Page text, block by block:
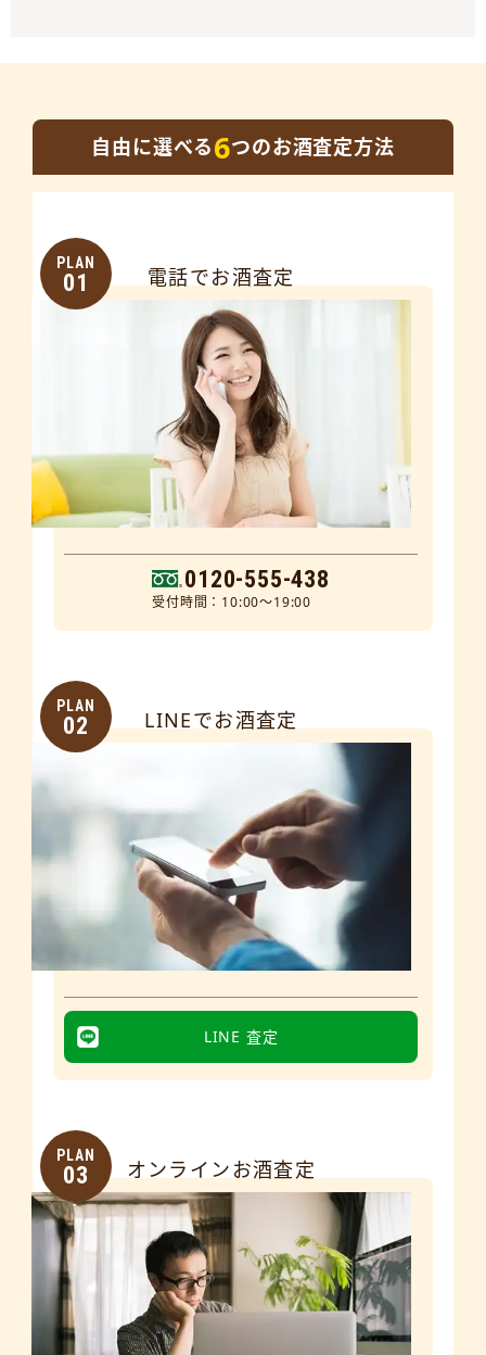
自由に選べる6つのお酒査定方法
PLAN
01 電話でお酒査定
0120-555-438
受付時間：10:00～19:00
PLAN
02 LINEでお酒査定
LINE 査定
PLAN
03 オンラインお酒査定